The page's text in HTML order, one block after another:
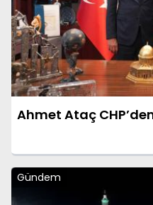
Ahmet Ataç
Gündem